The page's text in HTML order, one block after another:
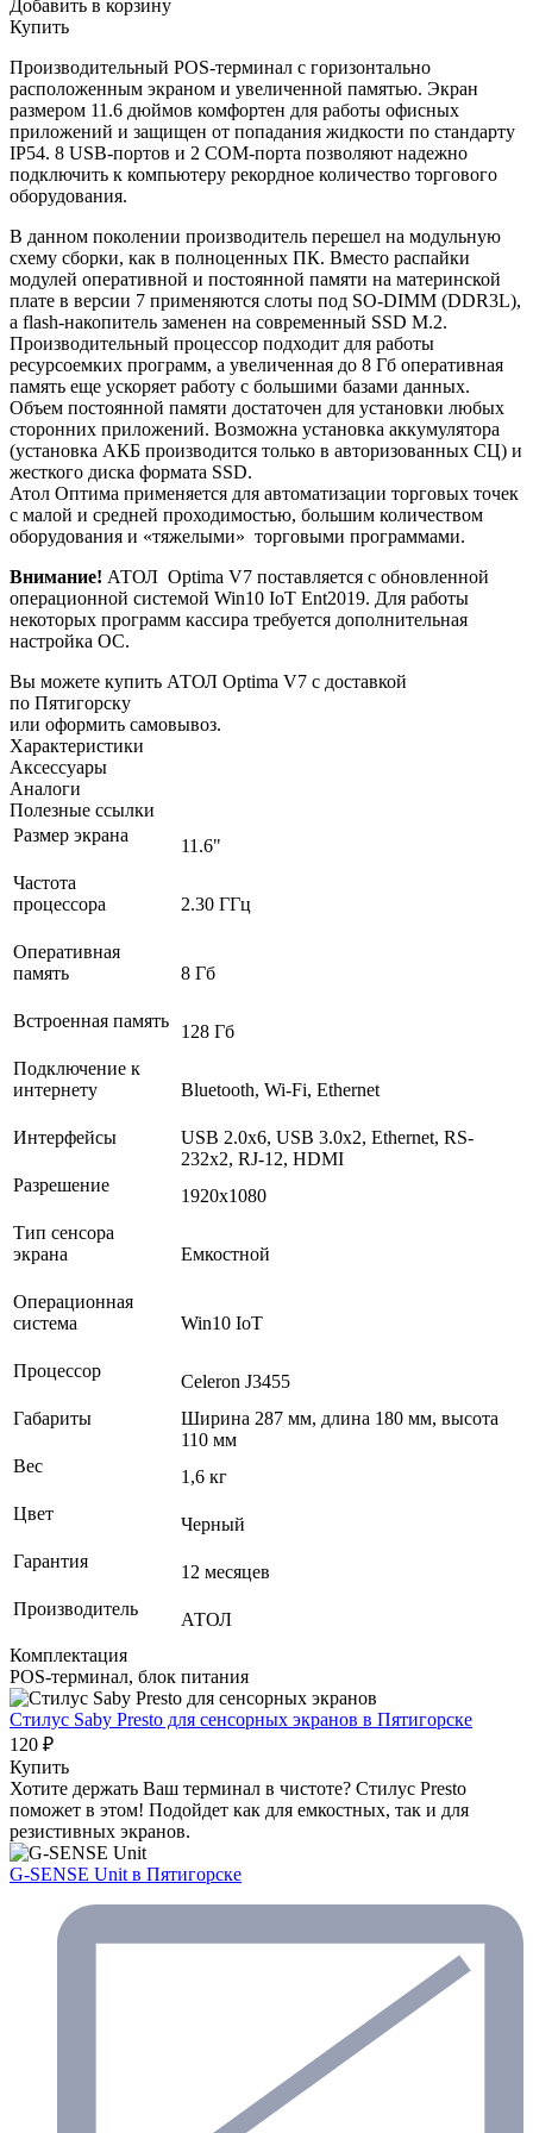
Добавить в корзину
Купить
Производительный POS-терминал с горизонтально
расположенным экраном и увеличенной памятью. Экран
размером 11.6 дюймов комфортен для работы офисных
приложений и защищен от попадания жидкости по стандарту
IP54. 8 USB-портов и 2 COM-порта позволяют надежно
подключить к компьютеру рекордное количество торгового
оборудования.
В данном поколении производитель перешел на модульную
схему сборки, как в полноценных ПК. Вместо распайки
модулей оперативной и постоянной памяти на материнской
плате в версии 7 применяются слоты под SO-DIMM (DDR3L),
а flash-накопитель заменен на современный SSD M.2.
Производительный процессор подходит для работы
ресурсоемких программ, а увеличенная до 8 Гб оперативная
память еще ускоряет работу с большими базами данных.
Объем постоянной памяти достаточен для установки любых
сторонних приложений. Возможна установка аккумулятора
(установка АКБ производится только в авторизованных СЦ) и
жесткого диска формата SSD.
Атол Оптима применяется для автоматизации торговых точек
с малой и средней проходимостью, большим количеством
оборудования и «тяжелыми» торговыми программами.
Внимание! АТОЛ Optima V7 поставляется с обновленной
операционной системой Win10 IoT Ent2019. Для работы
некоторых программ кассира требуется дополнительная
настройка ОС.
Вы можете купить АТОЛ Optima V7 с доставкой
по Пятигорску
или оформить самовывоз.
Характеристики
Аксессуары
Аналоги
Полезные ссылки
Размер экрана
11.6"
Частота
процессора
2.30 ГГц
Оперативная
память
8 Гб
Встроенная память
128 Гб
Подключение к
интернету
Bluetooth, Wi-Fi, Ethernet
Интерфейсы
USB 2.0х6, USB 3.0х2, Ethernet, RS-
232х2, RJ-12, HDMI
Разрешение
1920х1080
Тип сенсора
экрана
Емкостной
Операционная
система
Win10 IoT
Процессор
Celeron J3455
Габариты
Ширина 287 мм, длина 180 мм, высота
110 мм
Вес
1,6 кг
Цвет
Черный
Гарантия
12 месяцев
Производитель
АТОЛ
Комплектация
POS-терминал, блок питания
Стилус Saby Presto для сенсорных экранов в Пятигорске
120 ₽
Купить
Хотите держать Ваш терминал в чистоте? Стилус Presto
поможет в этом! Подойдет как для емкостных, так и для
резистивных экранов.
G-SENSE Unit в Пятигорске